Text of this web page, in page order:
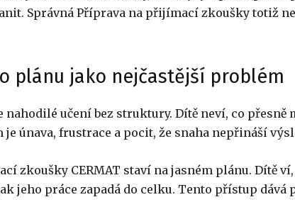
Správná Příprava na přijímací zkoušky totiž
plánu jako nejčastější problém
nahodilé učení bez struktury. Dítě neví, co přesně
je únava, frustrace a pocit, že snaha nepřináší
zkoušky CERMAT staví na jasném plánu. Dítě
jeho práce zapadá do celku. Tento přístup dává